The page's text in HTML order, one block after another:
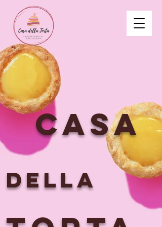
Casa
DELLA